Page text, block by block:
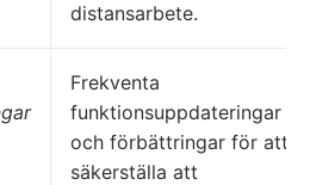
distansarbete.
Frekventa
funktionsuppdateringar
och förbättringar för att
säkerställa att